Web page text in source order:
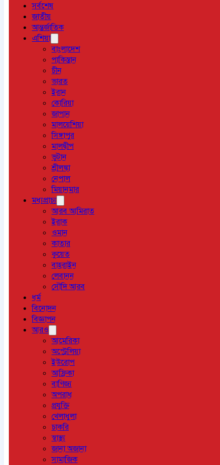
সর্বশেষ
জাতীয়
আন্তর্জাতিক
এশিয়া
বাংলাদেশ
পাকিস্তান
চীন
ভারত
ইরান
কোরিয়া
জাপান
মালয়েশিয়া
সিঙ্গাপুর
মালদ্বীপ
ভুটান
শ্রীলঙ্কা
নেপাল
মিয়ানমার
মধ্যপ্রাচ্য
আরব আমিরাত
ইরাক
ওমান
কাতার
কুয়েত
বাহরাইন
লেবানন
সৌদি আরব
ধর্ম
বিনোদন
বিজ্ঞাপন
আরও
আমেরিকা
অস্ট্রেলিয়া
ইউরোপ
আফ্রিকা
বাণিজ্য
অপরাধ
প্রযুক্তি
খেলাধুলা
চাকরি
স্বাস্থ্য
জানা অজানা
সামাজিক